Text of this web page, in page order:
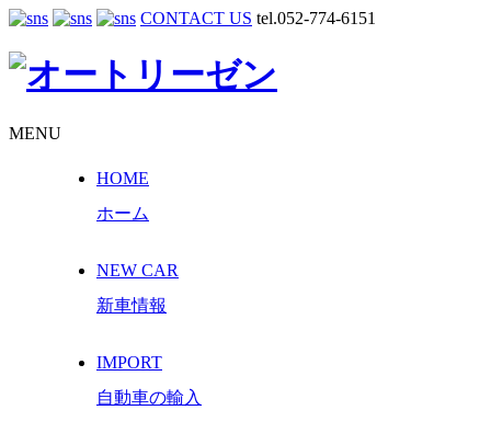
CONTACT US tel.052-774-6151
MENU
HOME
ホーム
NEW CAR
新車情報
IMPORT
自動車の輸入